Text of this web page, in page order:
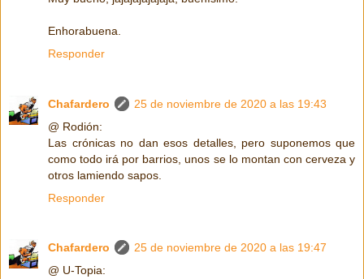
Enhorabuena.
Responder
Chafardero
25 de noviembre de 2020 a las 19:43
@ Rodión:
Las crónicas no dan esos detalles, pero suponemos que
como todo irá por barrios, unos se lo montan con cerveza y
otros lamiendo sapos.
Responder
Chafardero
25 de noviembre de 2020 a las 19:47
@ U-Topia: